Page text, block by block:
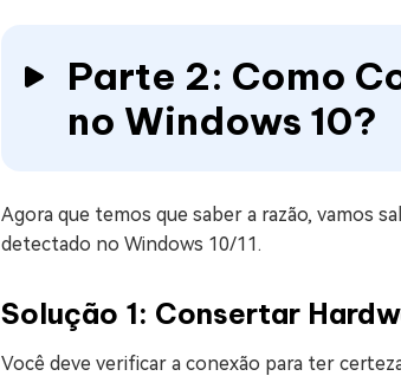
Parte 2: Como
no Windows 10?
Agora que temos que saber a razão, vamos
detectado no Windows 10/11.
Solução 1: Consertar
Você deve verificar a conexão para ter